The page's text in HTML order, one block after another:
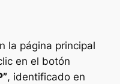
la página principal
en el botón
, identificado en